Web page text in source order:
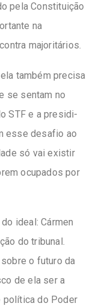
pela Constituição
na
majoritários.
também precisa
se sentam no
STF e a presidi-
esse desafio ao
só vai existir
ocupados por
ideal: Cármen
do tribunal.
sobre o futuro da
de ela ser a
política do Poder